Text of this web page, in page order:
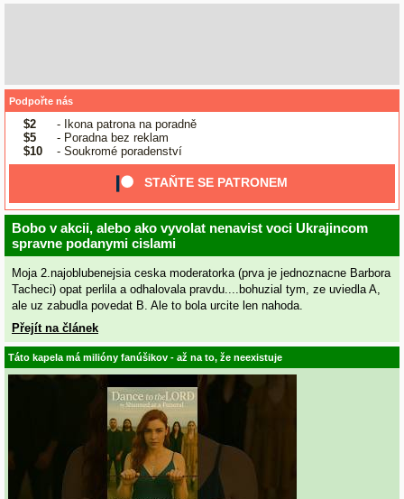
Podpořte nás
$2
- Ikona patrona na poradně
$5
- Poradna bez reklam
$10
- Soukromé poradenství
STAŇTE SE PATRONEM
Bobo v akcii, alebo ako vyvolat nenavist voci Ukrajincom
spravne podanymi cislami
Moja 2.najoblubenejsia ceska moderatorka (prva je jednoznacne Barbora
Tacheci) opat perlila a odhalovala pravdu....bohuzial tym, ze uviedla A,
ale uz zabudla povedat B. Ale to bola urcite len nahoda.
Přejít na článek
Táto kapela má milióny fanúšikov - až na to, že neexistuje